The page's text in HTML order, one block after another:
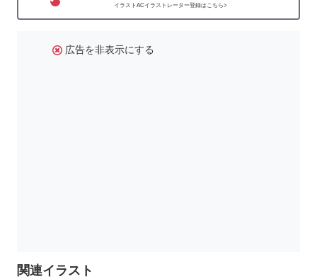
イラストACイラストレーター登録はこちら>
広告を非表示にする
関連イラスト